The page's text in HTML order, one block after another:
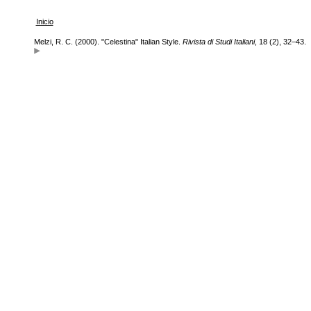
Inicio
Melzi, R. C. (2000). "Celestina" Italian Style. Rivista di Studi Italiani, 18 (2), 32–43.